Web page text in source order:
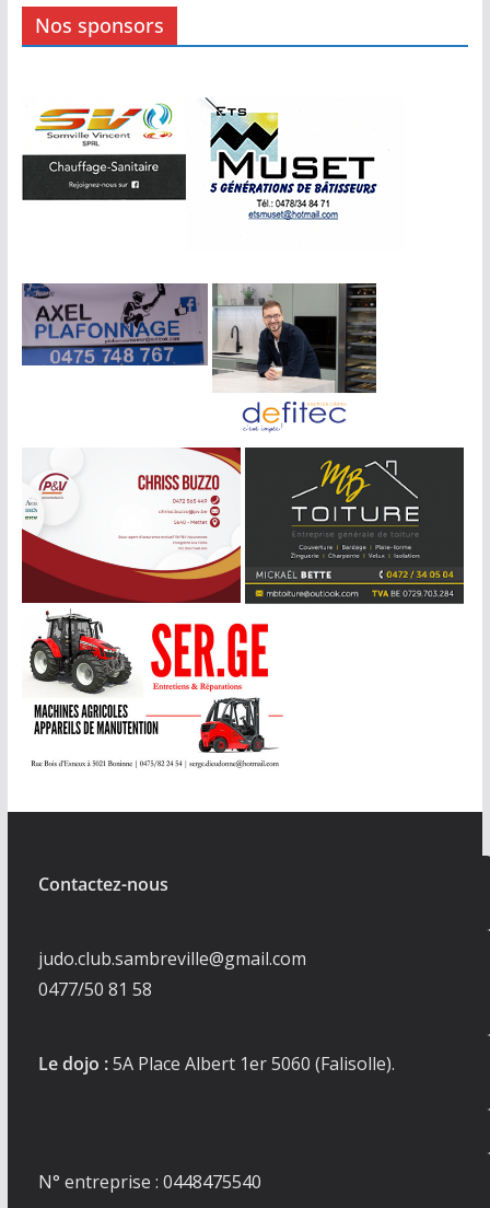
Nos sponsors
Contactez-nous
judo.club.sambreville@gmail.com
0477/50 81 58
Le dojo :5A Place Albert 1er 5060 (Falisolle).
N° entreprise : 0448475540